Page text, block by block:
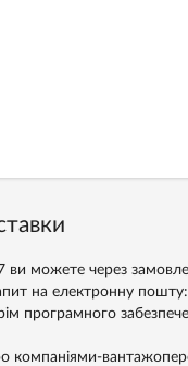
можете через
на електронну пошту:
програмного
компаніями-